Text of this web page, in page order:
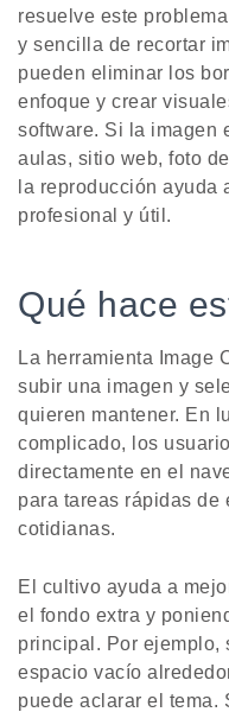
resuelve este
y sencilla de recortar
pueden eliminar los
enfoque y crear
software. Si la imagen
aulas, sitio web, foto
la reproducción ayuda
profesional y útil.
Qué hace
La herramienta Image
subir una imagen y
quieren mantener. En
complicado, los
directamente en el
para tareas rápidas de
cotidianas.
El cultivo ayuda a
el fondo extra y
principal. Por ejemplo,
espacio vacío
puede aclarar el tema.